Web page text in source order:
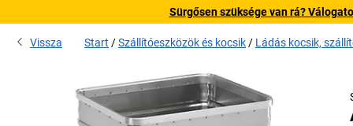
Sürgősen szüksége van rá?
Vissza Start Szállítóeszközök és kocsik Ládás kocsik,